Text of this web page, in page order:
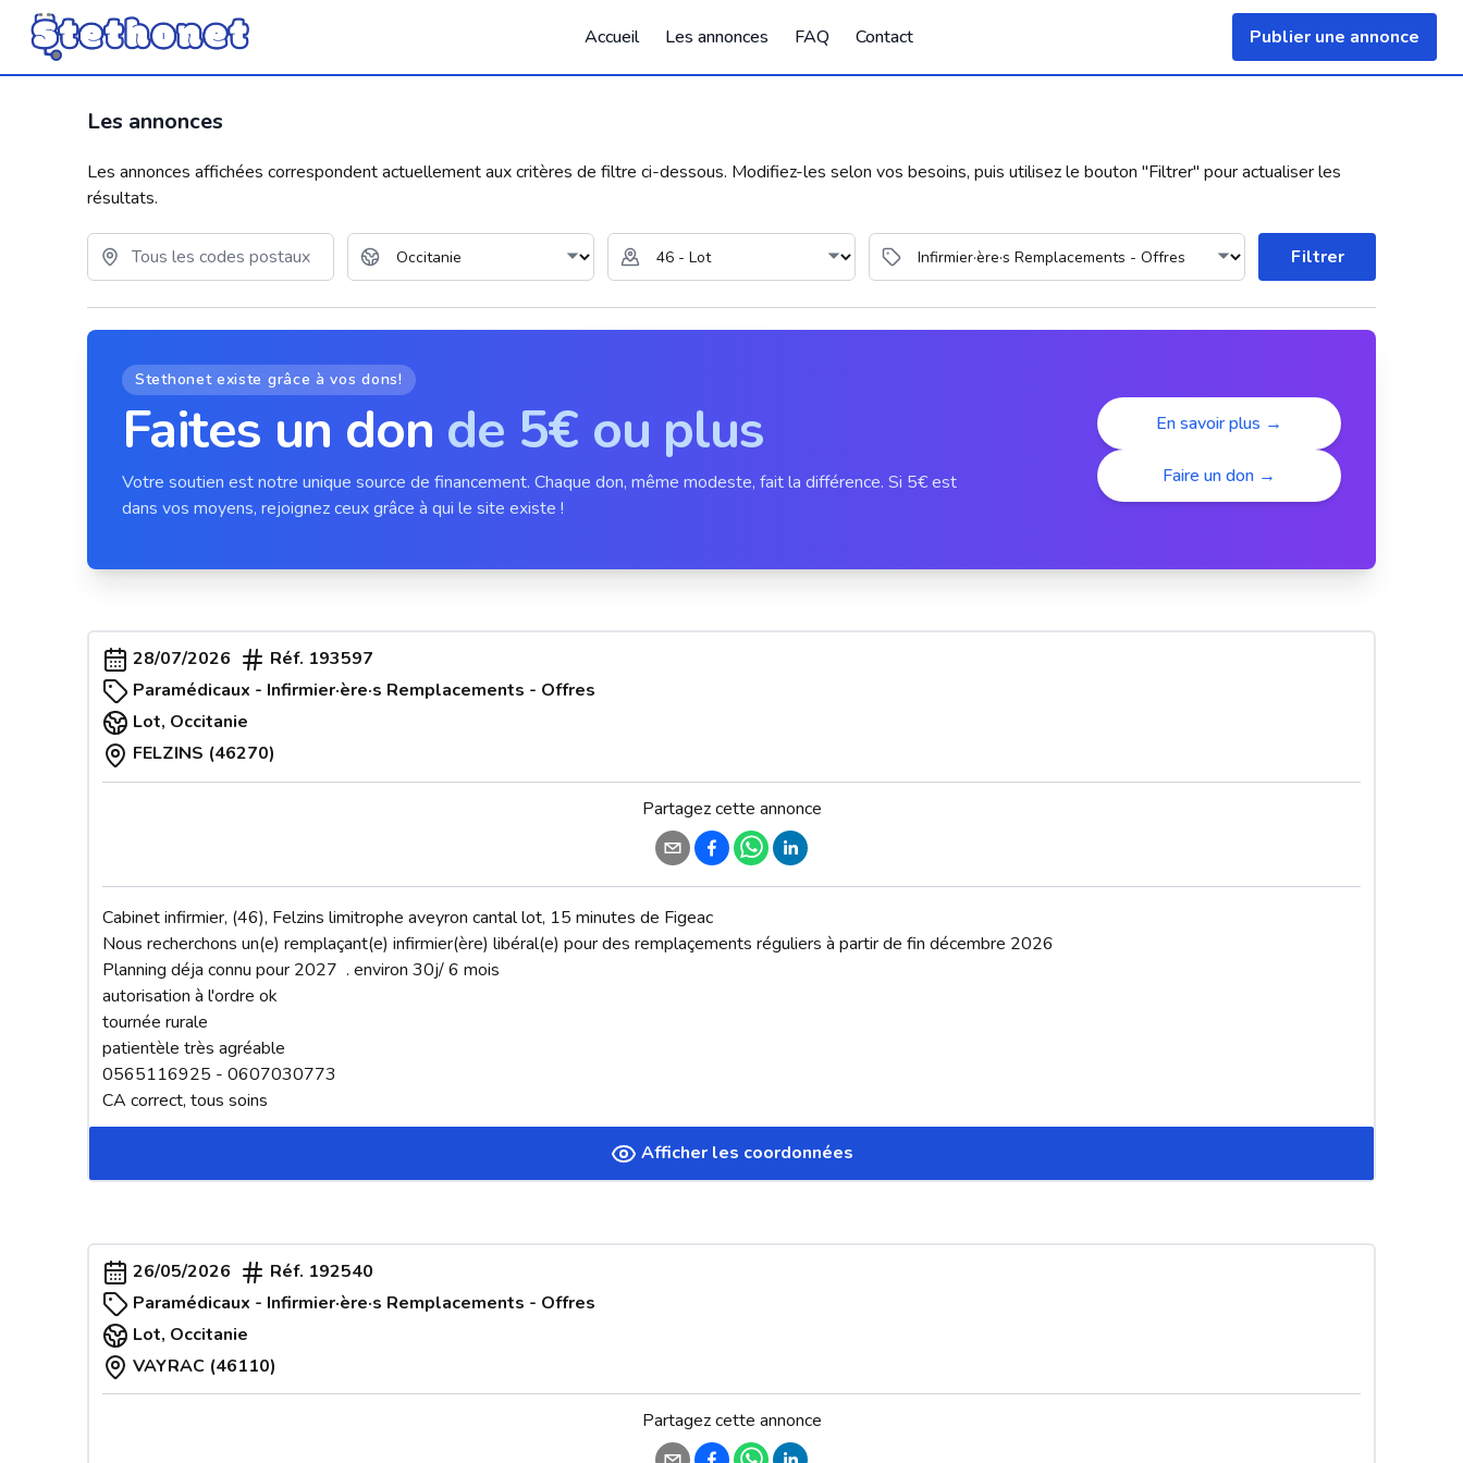
Publier une annonce
Accueil Les annonces FAQ Contact
Les annonces
Les annonces affichées correspondent actuellement aux critères de filtre ci-dessous. Modifiez-les selon vos besoins, puis utilisez le bouton "Filtrer" pour actualiser les
résultats.
Filtrer
Stethonet existe grâce à vos dons!
Faites un don de 5€ ou plus
Votre soutien est notre unique source de financement. Chaque don, même modeste, fait la différence. Si 5€ est
dans vos moyens, rejoignez ceux grâce à qui le site existe !
En savoir plus →
Faire un don →
28/07/2026 Réf. 193597
Paramédicaux - Infirmier·ère·s Remplacements - Offres
Lot, Occitanie
FELZINS (46270)
Partagez cette annonce
Cabinet infirmier, (46), Felzins limitrophe aveyron cantal lot, 15 minutes de Figeac
Nous recherchons un(e) remplaçant(e) infirmier(ère) libéral(e) pour des remplaçements réguliers à partir de fin décembre 2026
Planning déja connu pour 2027  . environ 30j/ 6 mois
autorisation à l'ordre ok
tournée rurale
patientèle très agréable
0565116925 - 0607030773
CA correct, tous soins
Afficher les coordonnées
26/05/2026 Réf. 192540
Paramédicaux - Infirmier·ère·s Remplacements - Offres
Lot, Occitanie
VAYRAC (46110)
Partagez cette annonce